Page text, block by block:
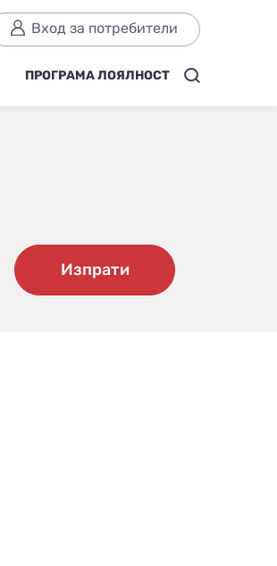
Вход за потребители
ПРОГРАМА ЛОЯЛНОСТ
Изпрати